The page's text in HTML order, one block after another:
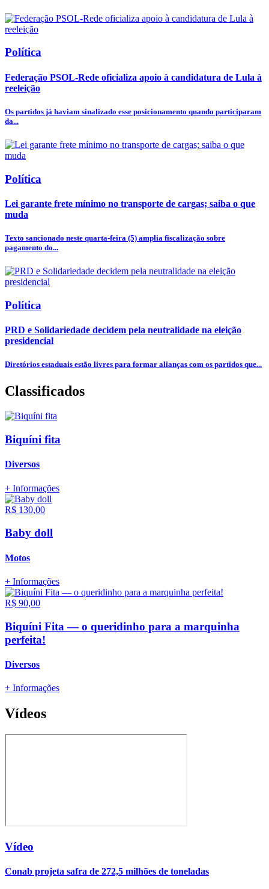
Política
Federação PSOL-Rede oficializa apoio à candidatura de Lula à
reeleição
Os partidos já haviam sinalizado esse posicionamento quando participaram
da...
Política
Lei garante frete mínimo no transporte de cargas; saiba o que
muda
Texto sancionado neste quarta-feira (5) amplia fiscalização sobre
pagamento do...
Política
PRD e Solidariedade decidem pela neutralidade na eleição
presidencial
Diretórios estaduais estão livres para formar alianças com os partidos que...
Classificados
Biquíni fita
Diversos
+ Informações
R$ 130,00
Baby doll
Motos
+ Informações
R$ 90,00
Biquíni Fita — o queridinho para a marquinha
perfeita!
Diversos
+ Informações
Vídeos
Vídeo
Conab projeta safra de 272,5 milhões de toneladas